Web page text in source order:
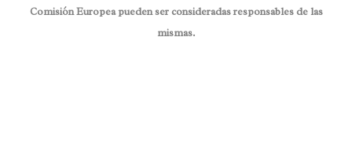
Comisión Europea pueden ser consideradas responsables de las
mismas.